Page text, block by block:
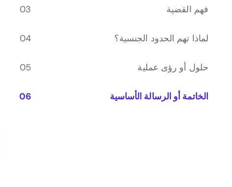
فهم القضية
لماذا تهم الحدود الجنسية؟
حلول أو رؤى عملية
الخاتمة أو الرسالة الأساسية